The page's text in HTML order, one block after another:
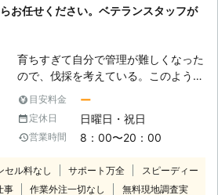
しておりますので、伐採や剪定のこと
ーズナブルな価格で対応いたします。
弊社ホームページ
https://www.shinrin-no-kobo.com
お任せください。ベテランスタッフが
育ちすぎて自分で管理が難しくなった
ので、伐採を考えている。このような
お客様はおりませんか？ 弊社では、
お客様の「お庭の困った」を解決して
おります。経験豊富で実績豊富な造園
作業のプロが在籍しております。正し
でお客様の満足いく作業内容を提供い
たしますのでお任せください。 また
目安料金 ー
定休日 日曜日・祝日
営業時間 8：00〜20：00
セル料なし サポート万全
スピーディー
事 作業外注一切なし
無料現地調査実